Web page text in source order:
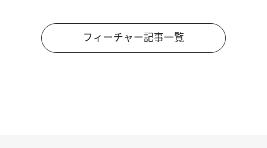
フィーチャー記事一覧